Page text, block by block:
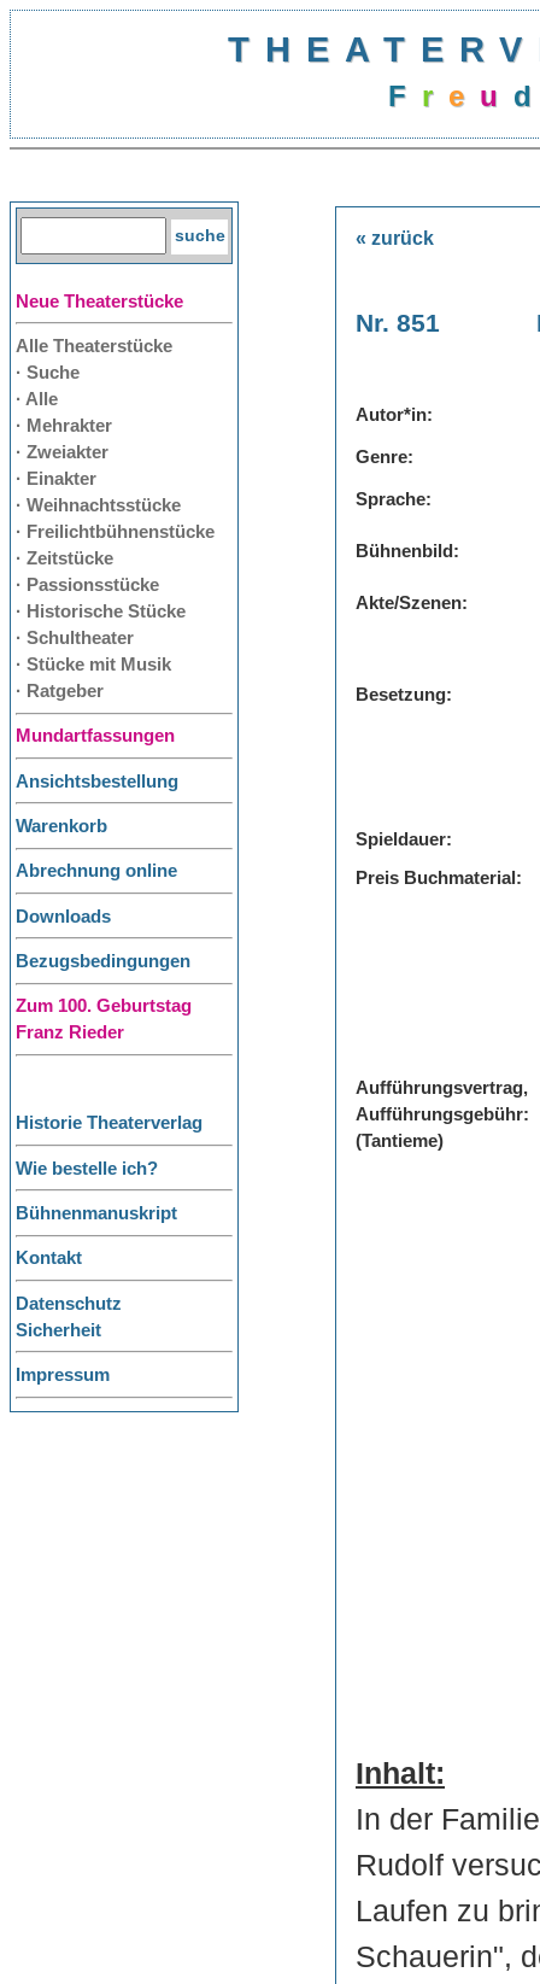
F r e u d
Neue Theaterstücke
Alle Theaterstücke
· Suche
· Alle
· Mehrakter
· Zweiakter
· Einakter
· Weihnachtsstücke
· Freilichtbühnenstücke
· Zeitstücke
· Passionsstücke
· Historische Stücke
· Schultheater
· Stücke mit Musik
· Ratgeber
Mundartfassungen
Ansichtsbestellung
Warenkorb
Abrechnung online
Downloads
Bezugsbedingungen
Zum 100. Geburtstag
Franz Rieder
Historie Theaterverlag
Wie bestelle ich?
Bühnenmanuskript
Kontakt
Datenschutz
Sicherheit
Impressum
« zurück
Nr. 851
Autor*in:
Genre:
Sprache:
Bühnenbild:
Akte/Szenen:
Besetzung:
Spieldauer:
Preis Buchmaterial:
Aufführungsvertrag,
Aufführungsgebühr:
(Tantieme)
Inhalt:
In der
Rudolf
Laufen zu
Schauerin",